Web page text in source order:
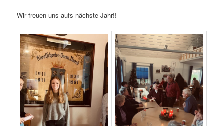
Wir freuen uns aufs nächste Jahr!!